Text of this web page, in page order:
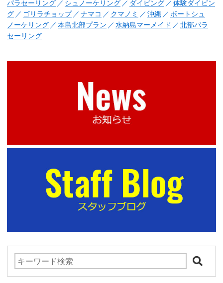
パラセーリング シュノーケリング ダイビング
体験ダイビン
グ
ゴリラチョップ ナマコ クマノミ 沖縄
ボートシュ
ノーケリング
本島北部プラン 水納島マーメイド
北部パラ
セーリング